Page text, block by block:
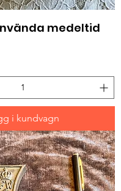
medeltid
i kundvagn